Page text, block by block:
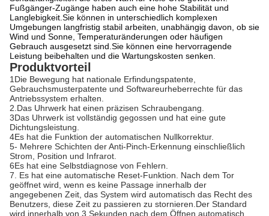
Fußgänger-Zugänge haben auch eine hohe Stabilität und
Langlebigkeit. Sie können in unterschiedlich komplexen
Umgebungen langfristig stabil arbeiten, unabhängig davon, ob sie
Wind und Sonne, Temperaturänderungen oder häufigen
Gebrauch ausgesetzt sind.Sie können eine hervorragende
Leistung beibehalten und die Wartungskosten senken.
Produktvorteil
1Die Bewegung hat nationale Erfindungspatente,
Gebrauchsmusterpatente und Softwareurheberrechte für das
Antriebssystem erhalten.
2.Das Uhrwerk hat einen präzisen Schraubengang.
3Das Uhrwerk ist vollständig gegossen und hat eine gute
Dichtungsleistung.
4Es hat die Funktion der automatischen Nullkorrektur.
5- Mehrere Schichten der Anti-Pinch-Erkennung einschließlich
Strom, Position und Infrarot.
6Es hat eine Selbstdiagnose von Fehlern.
7. Es hat eine automatische Reset-Funktion. Nach dem Tor
geöffnet wird, wenn es keine Passage innerhalb der
angegebenen Zeit, das System wird automatisch das Recht des
Benutzers, diese Zeit zu passieren zu stornieren.Der Standard
wird innerhalb von 3 Sekunden nach dem Öffnen automatisch